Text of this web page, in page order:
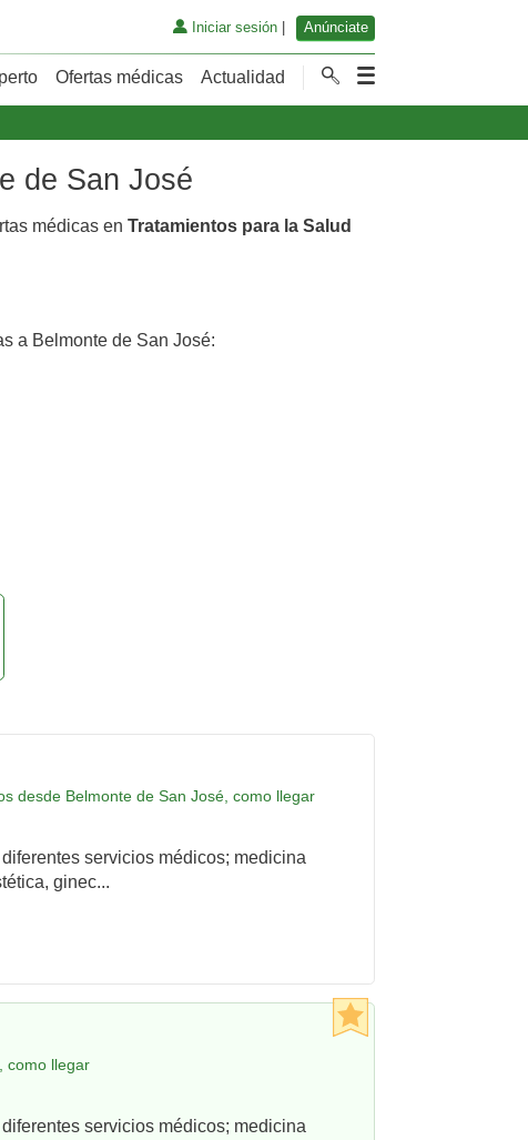
Iniciar sesión| Anúnciate
Ofertas médicas Actualidad
de San José
médicas en Tratamientos para la Salud
a Belmonte de San José:
desde Belmonte de San José, como llegar
servicios médicos; medicina
ginec...
como llegar
servicios médicos; medicina